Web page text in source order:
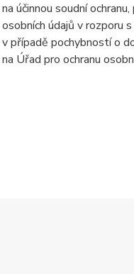
na účinnou soudní
osobních údajů v rozporu
v případě pochybností o
na Úřad pro ochranu